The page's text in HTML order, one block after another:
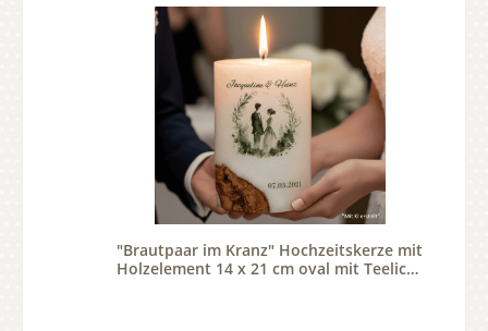
"Brautpaar im Kranz" Hochzeitskerze mit
Holzelement 14 x 21 cm oval mit Teelicht